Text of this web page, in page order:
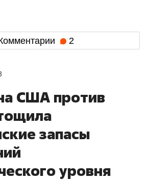
2
США против
запасы
уровня